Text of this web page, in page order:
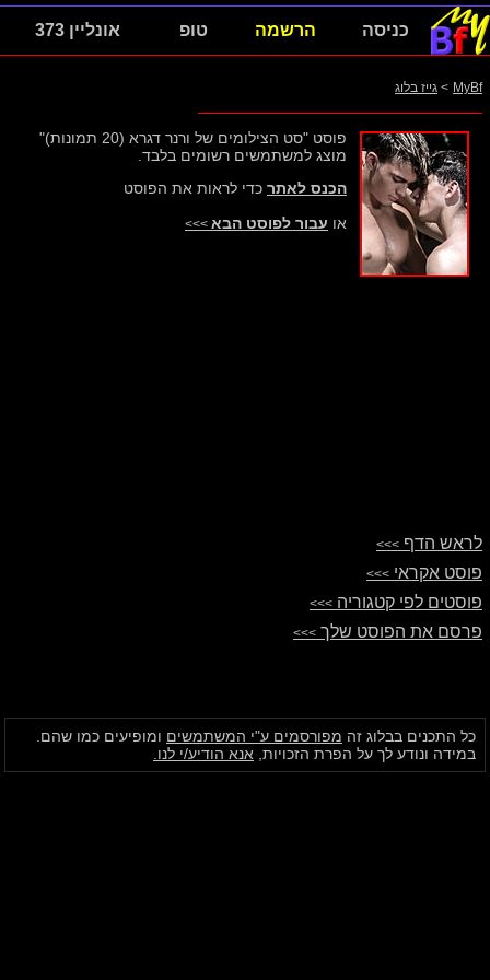
כניסה הרשמה טופ אונליין 373
MyBf
> גייז בלוג
פוסט "סט הצילומים של ורנר דגרא (20 תמונות)"
מוצג למשתמשים רשומים בלבד.
הכנס לאתר כדי לראות את הפוסט
או עבור לפוסט הבא >>>
לראש הדף >>>
פוסט אקראי >>>
פוסטים לפי קטגוריה >>>
פרסם את הפוסט שלך >>>
כל התכנים בבלוג זה מפורסמים ע"י המשתמשים ומופיעים כמו שהם.
במידה ונודע לך על הפרת הזכויות, אנא הודיע/י לנו.